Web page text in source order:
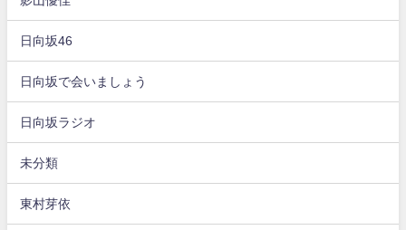
日向坂46
日向坂で会いましょう
日向坂ラジオ
未分類
東村芽依